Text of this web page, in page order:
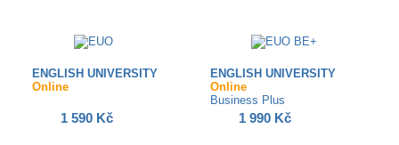
ENGLISH UNIVERSITY
Online
1 590 Kč
ENGLISH UNIVERSITY
Online
Business Plus
1 990 Kč